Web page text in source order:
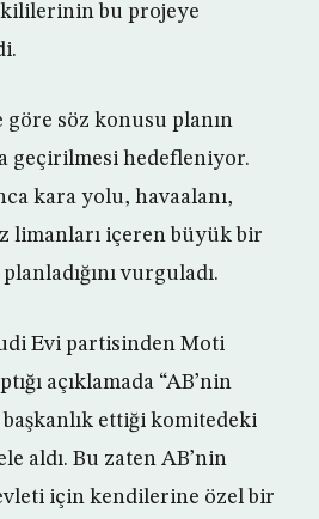
bu projeye
göre söz konusu planın
geçirilmesi hedefleniyor.
kara yolu, havaalanı,
limanları içeren büyük bir
vurguladı.
Evi partisinden Moti
açıklamada “AB’nin
ettiği komitedeki
aldı. Bu zaten AB’nin
için kendilerine özel bir